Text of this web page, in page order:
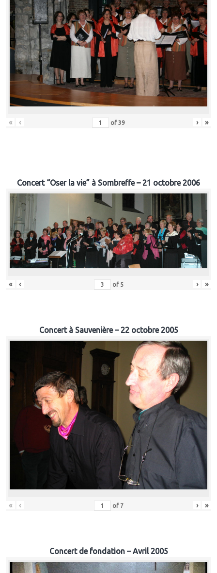
« ‹ of 39 › »
Concert “Oser la vie” à Sombreffe – 21 octobre 2006
« ‹ of 5 › »
Concert à Sauvenière – 22 octobre 2005
« ‹ of 7 › »
Concert de fondation – Avril 2005